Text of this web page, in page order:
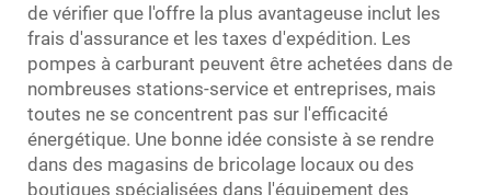
de vérifier que l'offre la plus avantageuse inclut les
frais d'assurance et les taxes d'expédition. Les
pompes à carburant peuvent être achetées dans de
nombreuses stations-service et entreprises, mais
toutes ne se concentrent pas sur l'efficacité
énergétique. Une bonne idée consiste à se rendre
dans des magasins de bricolage locaux ou des
boutiques spécialisées dans l'équipement des